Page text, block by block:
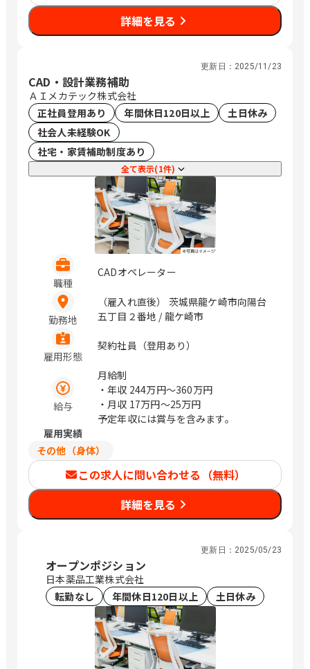
詳細を見る
更新日： 2025/11/23
CAD・設計業務補助
ＡＩメカテック株式会社
正社員登用あり
年間休日120日以上
土日休み
社会人未経験OK
社宅・家賃補助制度あり
全て表示(1件)
職種
CADオペレーター
勤務地
（雇入れ直後） 茨城県龍ケ崎市向陽台
五丁目２番地 / 龍ケ崎市
雇用形態
契約社員（登用あり）
給与
月給制
・年収 244万円〜360万円
・月収 17万円〜25万円
予定年収には賞与を含みます。
雇用実績
その他（身体）
この求人に問い合わせる（無料）
詳細を見る
更新日： 2025/05/23
オープンポジション
日本薬品工業株式会社
転勤なし
年間休日120日以上 土日休み